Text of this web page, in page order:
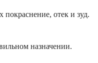
отек и зуд.
назначении.